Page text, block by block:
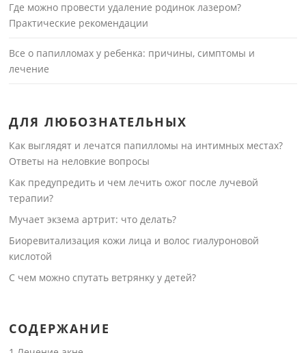
Где можно провести удаление родинок лазером?
Практические рекомендации
Все о папилломах у ребенка: причины, симптомы и
лечение
ДЛЯ ЛЮБОЗНАТЕЛЬНЫХ
Как выглядят и лечатся папилломы на интимных местах?
Ответы на неловкие вопросы
Как предупредить и чем лечить ожог после лучевой
терапии?
Мучает экзема артрит: что делать?
Биоревитализация кожи лица и волос гиалуроновой
кислотой
С чем можно спутать ветрянку у детей?
СОДЕРЖАНИЕ